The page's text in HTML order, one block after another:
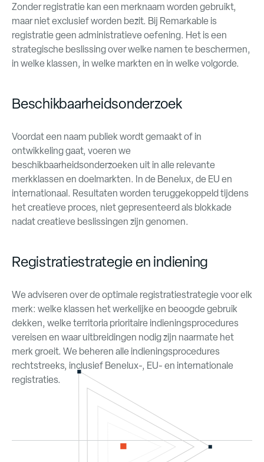
Zonder registratie kan een merknaam worden gebruikt,
maar niet exclusief worden bezit. Bij Remarkable is
registratie geen administratieve oefening. Het is een
strategische beslissing over welke namen te beschermen,
in welke klassen, in welke markten en in welke volgorde.
Beschikbaarheidsonderzoek
Voordat een naam publiek wordt gemaakt of in
ontwikkeling gaat, voeren we
beschikbaarheidsonderzoeken uit in alle relevante
merkklassen en doelmarkten. In de Benelux, de EU en
internationaal. Resultaten worden teruggekoppeld tijdens
het creatieve proces, niet gepresenteerd als blokkade
nadat creatieve beslissingen zijn genomen.
Registratiestrategie en indiening
We adviseren over de optimale registratiestrategie voor elk
merk: welke klassen het werkelijke en beoogde gebruik
dekken, welke territoria prioritaire indieningsprocedures
vereisen en waar uitbreidingen nodig zijn naarmate het
merk groeit. We beheren alle indieningsprocedures
rechtstreeks, inclusief Benelux-, EU- en internationale
registraties.